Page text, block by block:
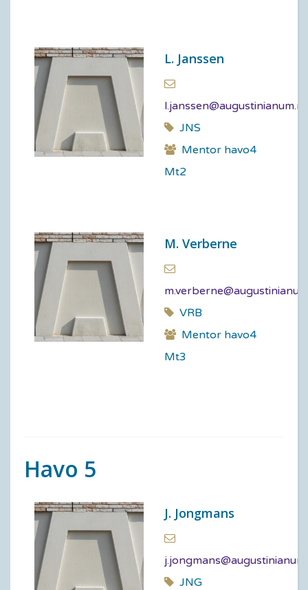
L. Janssen
l.janssen@augustinianum.nl
JNS
Mentor havo4
Mt2
M. Verberne
VRB
Mentor havo4
Mt3
Havo 5
J. Jongmans
JNG